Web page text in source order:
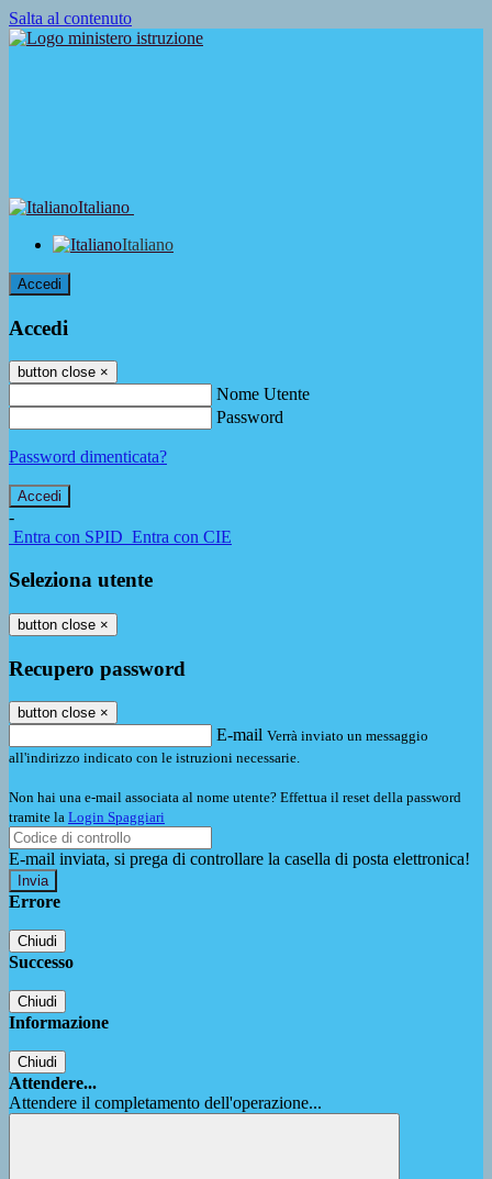
Salta al contenuto
Italiano
Italiano
Accedi
Accedi
button close ×
Nome Utente
Password
Password dimenticata?
-
Entra con SPID Entra con CIE
Seleziona utente
button close ×
Recupero password
button close ×
E-mail Verrà inviato un messaggio
all'indirizzo indicato con le istruzioni necessarie.
Non hai una e-mail associata al nome utente? Effettua il reset della password
tramite la Login Spaggiari
E-mail inviata, si prega di controllare la casella di posta elettronica!
Errore
Chiudi
Successo
Chiudi
Informazione
Chiudi
Attendere...
Attendere il completamento dell'operazione...